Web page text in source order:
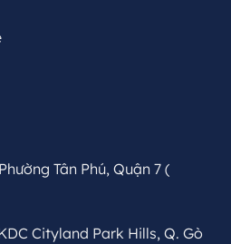
Tân Phú, Quận 7 (
Cityland Park Hills, Q. Gò